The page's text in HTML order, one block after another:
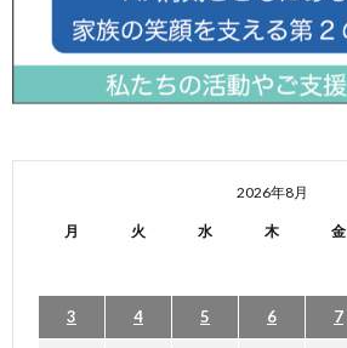
2026年8月
月 火 水 木 金
3 4 5 6 7